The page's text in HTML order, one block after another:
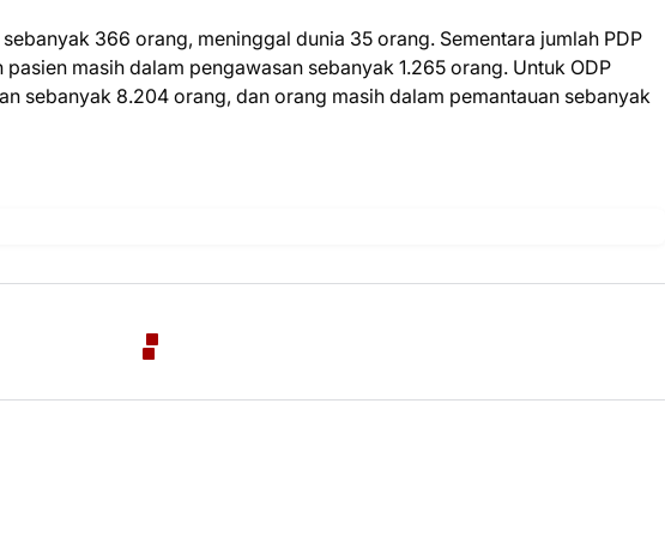
366 orang, meninggal dunia 35 orang. Sementara jumlah PDP
masih dalam pengawasan sebanyak 1.265 orang. Untuk ODP
sebanyak 8.204 orang, dan orang masih dalam pemantauan sebanyak